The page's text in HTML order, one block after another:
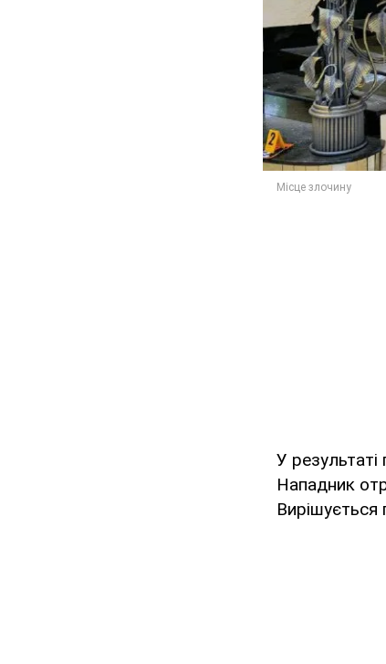
У результаті
Нападник
Вирішується